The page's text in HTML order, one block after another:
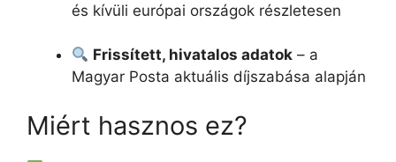
és kívüli európai országok részletesen
Frissített, hivatalos adatok – a
Magyar Posta aktuális díjszabása alapján
Miért hasznos ez?